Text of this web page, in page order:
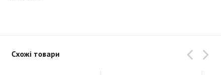
Схожі товари